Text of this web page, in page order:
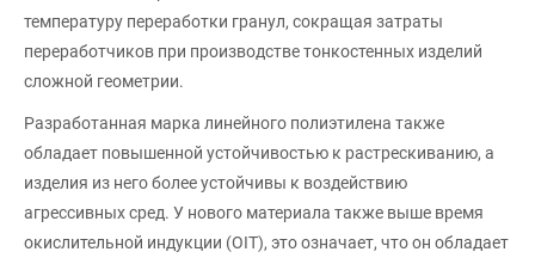
температуру переработки гранул, сокращая затраты
переработчиков при производстве тонкостенных изделий
сложной геометрии.
Разработанная марка линейного полиэтилена также
обладает повышенной устойчивостью к растрескиванию, а
изделия из него более устойчивы к воздействию
агрессивных сред. У нового материала также выше время
окислительной индукции (OIT), это означает, что он обладает